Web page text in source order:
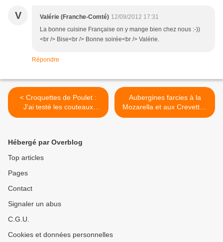
V Valérie (Franche-Comté) 12/09/2012 17:31
La bonne cuisine Française on y mange bien chez nous :-))
<br /> Bise<br /> Bonne soirée<br /> Valérie.
Répondre
< Croquettes de Poulet :
J'ai testé les couteaux
Fiskars...
Aubergines farcies à la
Mozarella et aux Crevettes
Bouquets >
Hébergé par Overblog
Top articles
Pages
Contact
Signaler un abus
C.G.U.
Cookies et données personnelles